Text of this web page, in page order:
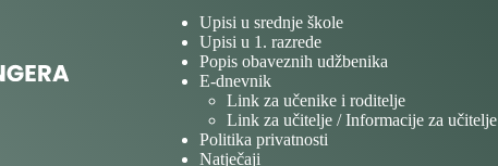
Upisi u srednje škole
Upisi u 1. razrede
Popis obaveznih udžbenika
E-dnevnik
Link za učenike i roditelje
Link za učitelje / Informacije za učitelje
Politika privatnosti
Natječaji